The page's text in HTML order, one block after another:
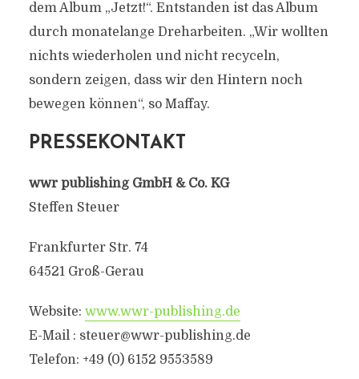
dem Album „Jetzt!“. Entstanden ist das Album
durch monatelange Dreharbeiten. „Wir wollten
nichts wiederholen und nicht recyceln,
sondern zeigen, dass wir den Hintern noch
bewegen können“, so Maffay.
PRESSEKONTAKT
wwr publishing GmbH & Co. KG
Steffen Steuer
Frankfurter Str. 74
64521 Groß-Gerau
Website: www.wwr-publishing.de
E-Mail : steuer@wwr-publishing.de
Telefon: +49 (0) 6152 9553589